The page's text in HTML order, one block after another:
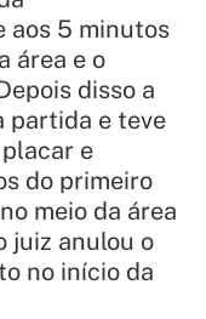
aos 5 minutos
área e o
disso a
partida e teve
e
do primeiro
meio da área
juiz anulou o
no início da